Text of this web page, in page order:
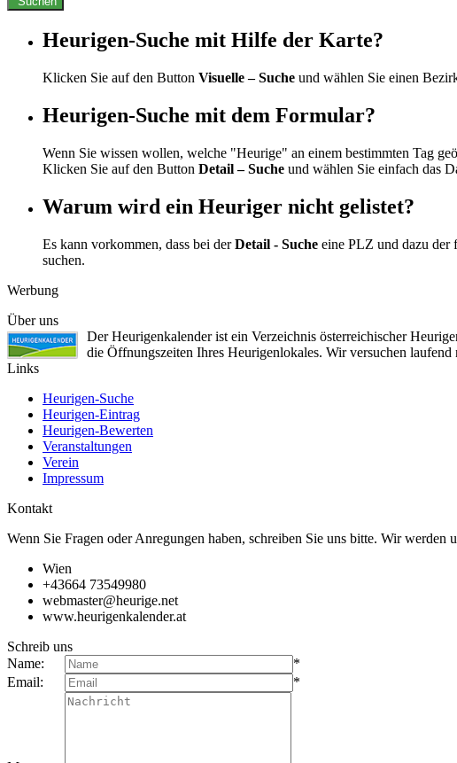
Heurigen-Suche mit Hilfe der Karte?
Klicken Sie auf den Button Visuelle – Suche und wählen Sie einen
Heurigen-Suche mit dem Formular?
Wenn Sie wissen wollen, welche "Heurige" an einem bestimmten Tag
Klicken Sie auf den Button Detail – Suche und wählen Sie einfach das
Warum wird ein Heuriger nicht gelistet?
Es kann vorkommen, dass bei derDetail - Suche eine PLZ und dazu der
suchen.
Werbung
Über uns
Der Heurigenkalender ist ein Verzeichnis österreichischer
die Öffnungszeiten Ihres Heurigenlokales. Wir versuchen
Links
Heurigen-Suche
Heurigen-Eintrag
Heurigen-Bewerten
Veranstaltungen
Verein
Impressum
Kontakt
Wenn Sie Fragen oder Anregungen haben, schreiben Sie uns bitte. Wir
Wien
+43664 73549980
webmaster@heurige.net
www.heurigenkalender.at
Schreib uns
Name:
*
Email:
*